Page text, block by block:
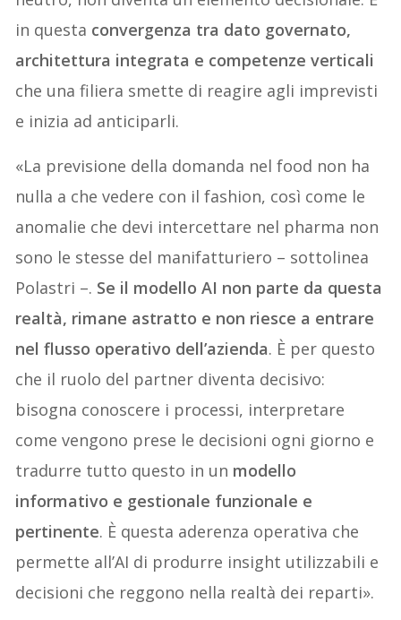
in questa convergenza tra dato governato,
architettura integrata e competenze verticali
che una filiera smette di reagire agli imprevisti
e inizia ad anticiparli.
«La previsione della domanda nel food non ha
nulla a che vedere con il fashion, così come le
anomalie che devi intercettare nel pharma non
sono le stesse del manifatturiero – sottolinea
Polastri –. Se il modello AI non parte da questa
realtà, rimane astratto e non riesce a entrare
nel flusso operativo dell’azienda. È per questo
che il ruolo del partner diventa decisivo:
bisogna conoscere i processi, interpretare
come vengono prese le decisioni ogni giorno e
tradurre tutto questo in un modello
informativo e gestionale funzionale e
pertinente. È questa aderenza operativa che
permette all’AI di produrre insight utilizzabili e
decisioni che reggono nella realtà dei reparti».